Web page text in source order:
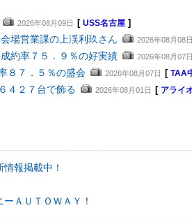
2026年08月09日 [ USS名古屋 ]
場営業課の上渓利玖さん 2026年08月08日
約率７５．９％の好実績 2026年08月07日
８７．５％の盛会 2026年08月07日 [ TAA
４２７台で飾る 2026年08月01日 [ アライ
報掲載中！
ＡＵＴＯＷＡＹ！